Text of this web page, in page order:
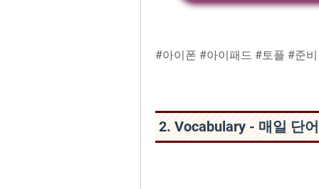
#아이폰 #아이패드 #토플 #준
2. Vocabulary - 매일 단